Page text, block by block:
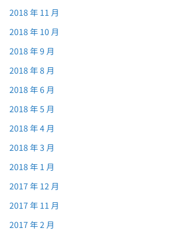
2018 年 11 月
2018 年 10 月
2018 年 9 月
2018 年 8 月
2018 年 6 月
2018 年 5 月
2018 年 4 月
2018 年 3 月
2018 年 1 月
2017 年 12 月
2017 年 11 月
2017 年 2 月